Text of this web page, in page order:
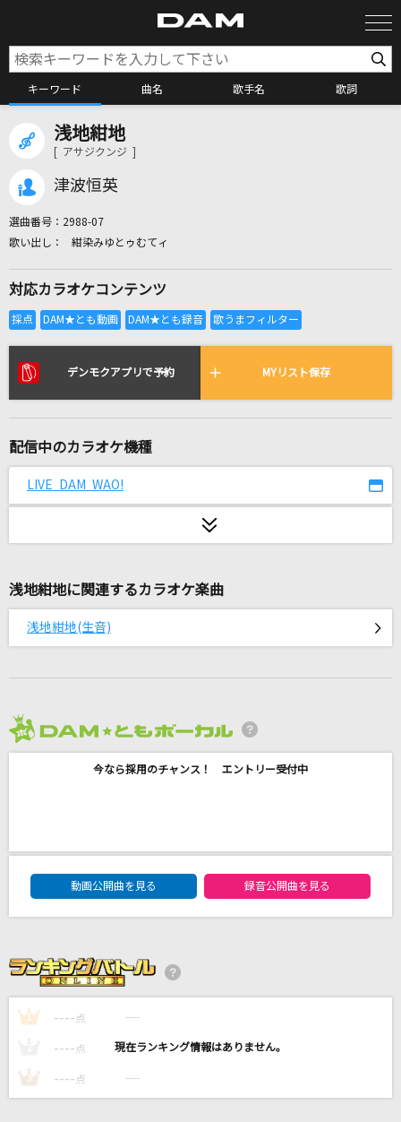
キーワード 曲名 歌手名 歌詞
全国りれき
リアルタイムで歌われている曲の一覧
[生音]U&I
WHEN I MOVE (Japanese Version)
全力REAL LIFE
Little Glee Monster
夢をあきらめないで
想い人
名前のない怪物
ビバリウム
Ado
赤い絆(レッド・センセーション)
浅地紺地
[ アサジクンジ ]
津波恒英
選曲番号： 2988-07
紺染みゆとゥむてィ
対応カラオケコンテンツ
デンモクアプリで予約 MYリスト保存
配信中のカラオケ機種
LIVE DAM WAO!
浅地紺地に関連するカラオケ楽曲
浅地紺地(生音)
今なら採用のチャンス！ エントリー受付中
DAM★ともボーカルエントリーランキング
動画公開曲を見る
録音公開曲を見る
1 ---- 点 ----
---- 点 ----
3 ---- 点 ----